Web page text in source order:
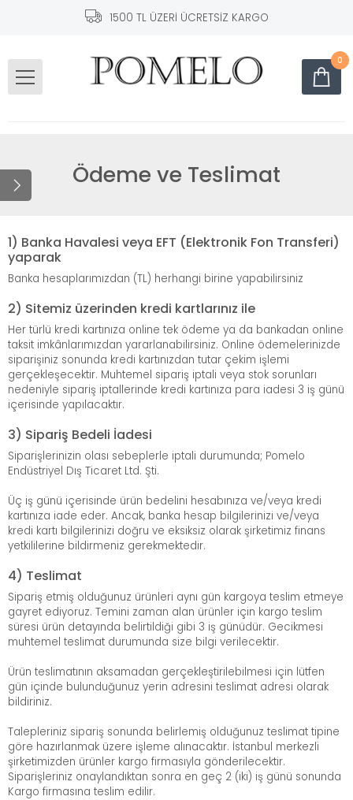
1500 TL ÜZERİ ÜCRETSİZ KARGO
0
Ödeme ve Teslimat
1) Banka Havalesi veya EFT (Elektronik Fon Transferi)
yaparak
Banka hesaplarımızdan (TL) herhangi birine yapabilirsiniz
2) Sitemiz üzerinden kredi kartlarınız ile
Her türlü kredi kartınıza online tek ödeme ya da bankadan online
taksit imkânlarımızdan yararlanabilirsiniz. Online ödemelerinizde
siparişiniz sonunda kredi kartınızdan tutar çekim işlemi
gerçekleşecektir. Muhtemel sipariş iptali veya stok sorunları
nedeniyle sipariş iptallerinde kredi kartınıza para iadesi 3 iş günü
içerisinde yapılacaktır.
3) Sipariş Bedeli İadesi
Siparişlerinizin olası sebeplerle iptali durumunda; Pomelo
Endüstriyel Dış Ticaret Ltd. Şti.
Üç iş günü içerisinde ürün bedelini hesabınıza ve/veya kredi
kartınıza iade eder. Ancak, banka hesap bilgilerinizi ve/veya
kredi kartı bilgilerinizi doğru ve eksiksiz olarak şirketimiz finans
yetkililerine bildirmeniz gerekmektedir.
4) Teslimat
Sipariş etmiş olduğunuz ürünleri aynı gün kargoya teslim etmeye
gayret ediyoruz. Temini zaman alan ürünler için kargo teslim
süresi ürün detayında belirtildiği gibi 3 iş günüdür. Gecikmesi
muhtemel teslimat durumunda size bilgi verilecektir.
Ürün teslimatının aksamadan gerçekleştirilebilmesi için lütfen
gün içinde bulunduğunuz yerin adresini teslimat adresi olarak
bildiriniz.
Talepleriniz sipariş sonunda belirlemiş olduğunuz teslimat tipine
göre hazırlanmak üzere işleme alınacaktır. İstanbul merkezli
şirketimizden ürünler kargo firmasıyla gönderilecektir.
Siparişleriniz onaylandıktan sonra en geç 2 (iki) iş günü sonunda
Kargo firmasına teslim edilir.